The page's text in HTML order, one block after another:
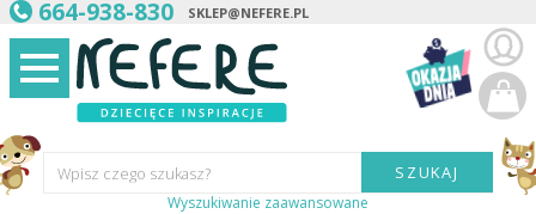
664-938-830 SKLEP@NEFERE.PL
Wpisz czego szukasz? SZUKAJ
Wyszukiwanie zaawansowane